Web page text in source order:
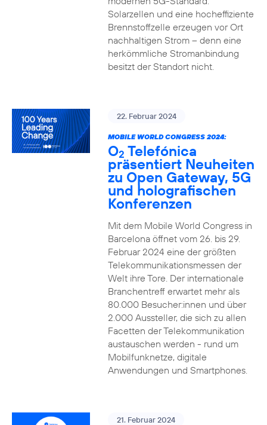
Solarzellen und eine hocheffiziente
Brennstoffzelle erzeugen vor Ort
nachhaltigen Strom – denn eine
herkömmliche Stromanbindung
besitzt der Standort nicht.
22. Februar 2024
MOBILE WORLD CONGRESS 2024:
O2 Telefónica
präsentiert Neuheiten
zu Open Gateway, 5G
und holografischen
Konferenzen
Mit dem Mobile World Congress in
Barcelona öffnet vom 26. bis 29.
Februar 2024 eine der größten
Telekommunikationsmessen der
Welt ihre Tore. Der internationale
Branchentreff erwartet mehr als
80.000 Besucher:innen und über
2.000 Aussteller, die sich zu allen
Facetten der Telekommunikation
austauschen werden - rund um
Mobilfunknetze, digitale
Anwendungen und Smartphones.
21. Februar 2024